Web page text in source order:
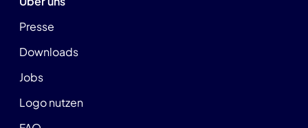
Presse
Downloads
Jobs
Logo nutzen